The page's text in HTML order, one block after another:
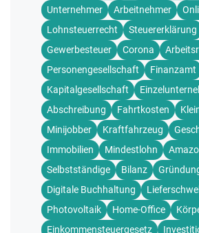
Unternehmer
Arbeitnehmer
Lohnsteuerrecht
Steuererklärung
Gewerbesteuer
Corona
Personengesellschaft
Finanzamt
Kapitalgesellschaft
Abschreibung
Fahrtkosten
Minijobber
Kraftfahrzeug
Immobilien
Mindestlohn
Selbstständige
Bilanz
Digitale Buchhaltung
Photovoltaik
Home-Office
Einkommensteuergesetz